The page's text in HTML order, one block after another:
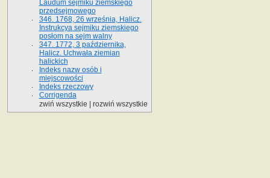
Laudum sejmiku ziemskiego
przedsejmowego
346. 1768, 26 września, Halicz.
Instrukcya sejmiku ziemskiego
posłom na sejm walny
347. 1772, 3 października,
Halicz. Uchwała ziemian
halickich
Indeks nazw osób i
miejscowości
Indeks rzeczowy
Corrigenda
zwiń wszystkie
rozwiń wszystkie